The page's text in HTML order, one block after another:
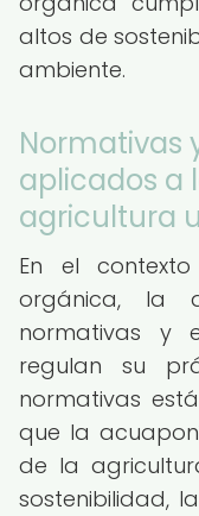
altos de
ambiente.
Normativas
aplicados a
agricultura
En el
orgánica, la
normativas y
regulan su
normativas
que la
de la
sostenibilidad,